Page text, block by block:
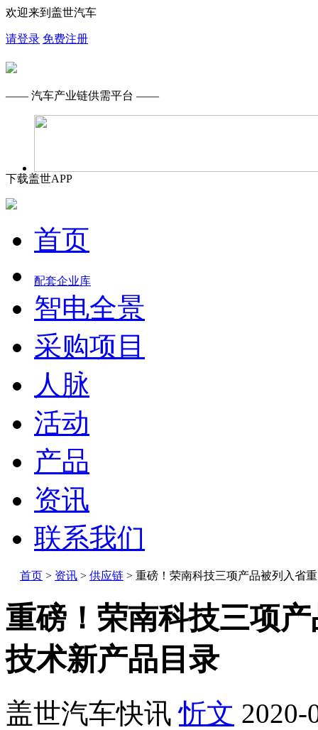
欢迎来到盖世汽车
请登录 免费注册
—— 汽车产业链供需平台 ——
下载盖世APP
首页
配套企业库
智电全景
采购项目
人脉
活动
产品
资讯
联系我们
首页 > 资讯 > 供应链 > 重磅！荣南科技三项产品被列入省
重磅！荣南科技三项
技术新产品目录
盖世汽车快讯 忻文 2020-